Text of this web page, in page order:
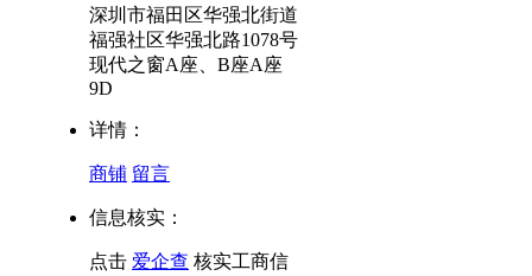
深圳市福田区华强北街道
福强社区华强北路1078号
现代之窗A座、B座A座
9D
详情：
商铺 留言
信息核实：
点击 爱企查 核实工商信